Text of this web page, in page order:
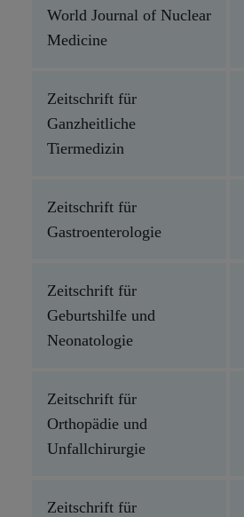
World Journal of Nuclear
Medicine
Zeitschrift für
Ganzheitliche
Tiermedizin
Zeitschrift für
Gastroenterologie
Zeitschrift für
Geburtshilfe und
Neonatologie
Zeitschrift für
Orthopädie und
Unfallchirurgie
Zeitschrift für